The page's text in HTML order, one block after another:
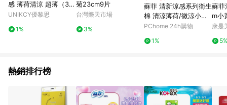
感 薄荷清涼 超薄（35
cm）6片/包 (包裝隨機
UNIKCY優黎思
1%
菊23cm9片
台灣樂天市場
3%
蘇菲 清新涼感系列衛生
棉 清涼薄荷/微涼小黃
瓜(23/25/29/35cm)
PChome 24h購物
1%
蘇菲
m小
（
康是
熱銷排行榜